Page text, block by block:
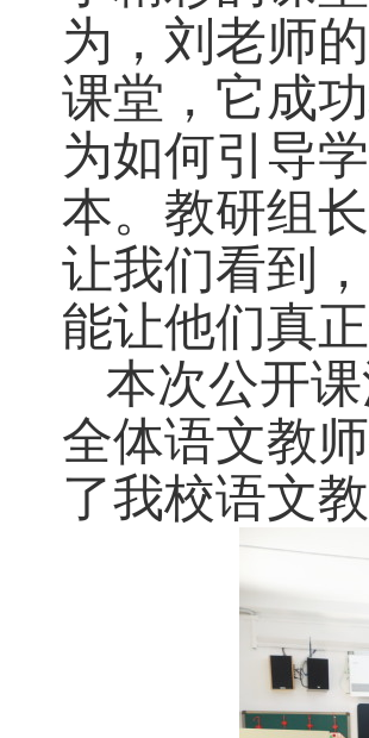
为，刘老师
课堂，它成
为如何引导
本。 教研组
让我们看到
能让他们真
本次公开
全体语文教
了我校语文